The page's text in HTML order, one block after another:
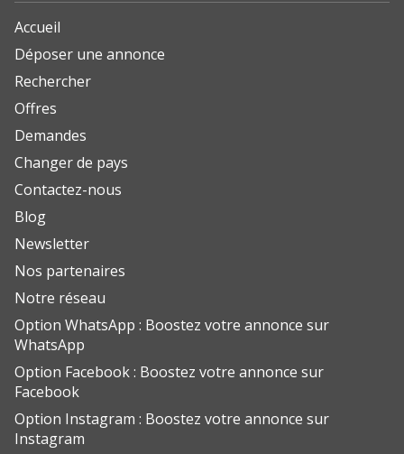
Accueil
Déposer une annonce
Rechercher
Offres
Demandes
Changer de pays
Contactez-nous
Blog
Newsletter
Nos partenaires
Notre réseau
Option WhatsApp : Boostez votre annonce sur
WhatsApp
Option Facebook : Boostez votre annonce sur
Facebook
Option Instagram : Boostez votre annonce sur
Instagram